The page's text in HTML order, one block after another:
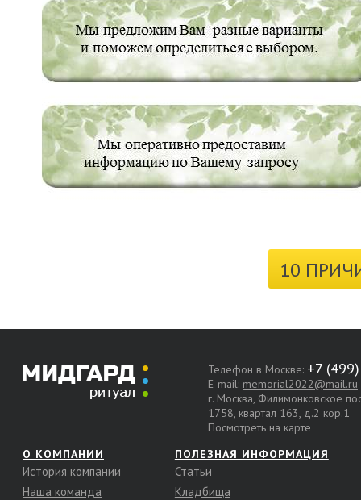
10
Телефон в Москве:
E-mail: memorial2022@mail.ru
г. Москва, Филимонковское
1758, квартал 163, д.2 кор.1
Посмотреть на карте
О КОМПАНИИ
История компании
Наша команда
ПОЛЕЗНАЯ ИНФОРМАЦИЯ
Статьи
Кладбища